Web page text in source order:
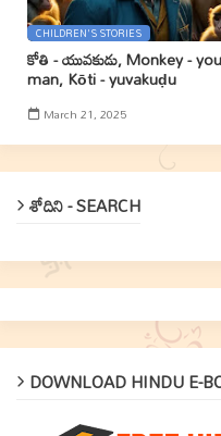
CHILDREN'S STORIES
కోతి - యువకుడు, Monkey -
man, Kōti - yuvakuḍu
March 21, 2025
శోదిని - SEARCH
DOWNLOAD HINDU E-